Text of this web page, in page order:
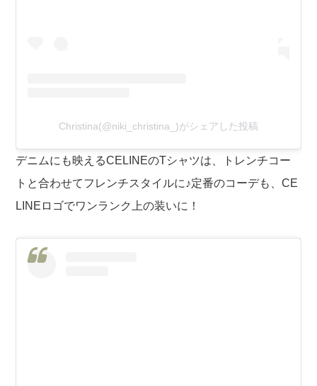
Christina(@niki_christina_)がシェアした投稿
デニムにも映えるCELINEのTシャツは、トレンチコー
トと合わせてフレンチスタイルに♪定番のコーデも、CE
LINEロゴでワンランク上の装いに！